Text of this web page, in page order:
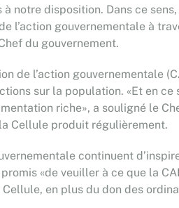
notre disposition. Dans ce sens,
l’action gouvernementale à
du gouvernement.
de l’action gouvernementale
sur la population. «Et en ce
riche», a souligné le
Cellule produit régulièrement.
continuent
«de veuiller à ce que la
en plus du don des